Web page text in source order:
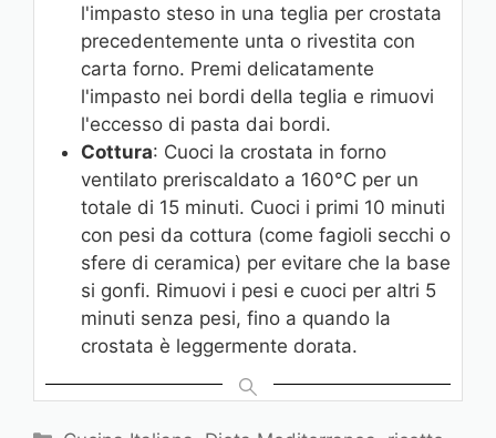
l'impasto steso in una teglia per crostata
precedentemente unta o rivestita con
carta forno. Premi delicatamente
l'impasto nei bordi della teglia e rimuovi
l'eccesso di pasta dai bordi.
Cottura: Cuoci la crostata in forno
ventilato preriscaldato a 160°C per un
totale di 15 minuti. Cuoci i primi 10 minuti
con pesi da cottura (come fagioli secchi o
sfere di ceramica) per evitare che la base
si gonfi. Rimuovi i pesi e cuoci per altri 5
minuti senza pesi, fino a quando la
crostata è leggermente dorata.